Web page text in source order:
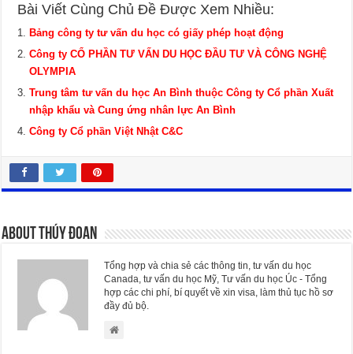
Bài Viết Cùng Chủ Đề Được Xem Nhiều:
Bảng công ty tư vấn du học có giấy phép hoạt động
Công ty CỔ PHẦN TƯ VẤN DU HỌC ĐẦU TƯ VÀ CÔNG NGHỆ
OLYMPIA
Trung tâm tư vấn du học An Bình thuộc Công ty Cổ phần Xuất
nhập khẩu và Cung ứng nhân lực An Bình
Công ty Cổ phần Việt Nhật C&C
About Thúy Đoan
Tổng hợp và chia sẻ các thông tin, tư vấn du học
Canada, tư vấn du học Mỹ, Tư vấn du học Úc - Tổng
hợp các chi phí, bí quyết về xin visa, làm thủ tục hồ sơ
đầy đủ bộ.